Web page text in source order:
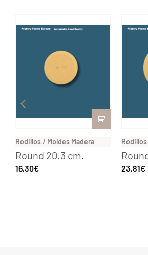
Rodillos / Moldes Madera
Round 20.3 cm.
16,30€ 23,81€